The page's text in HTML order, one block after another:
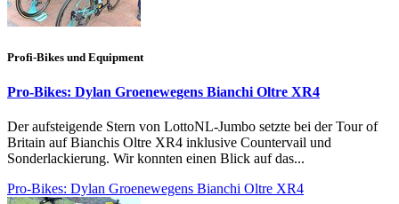
Profi-Bikes und Equipment
Pro-Bikes: Dylan Groenewegens Bianchi Oltre XR4
Der aufsteigende Stern von LottoNL-Jumbo setzte bei der Tour of
Britain auf Bianchis Oltre XR4 inklusive Countervail und
Sonderlackierung. Wir konnten einen Blick auf das...
Pro-Bikes: Dylan Groenewegens Bianchi Oltre XR4